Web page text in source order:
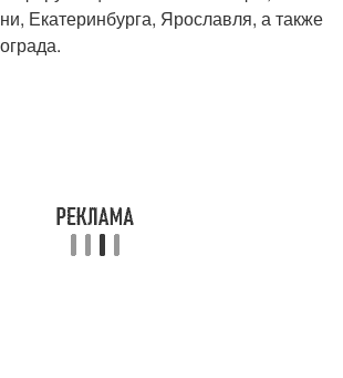
Екатеринбурга, Ярославля, а также